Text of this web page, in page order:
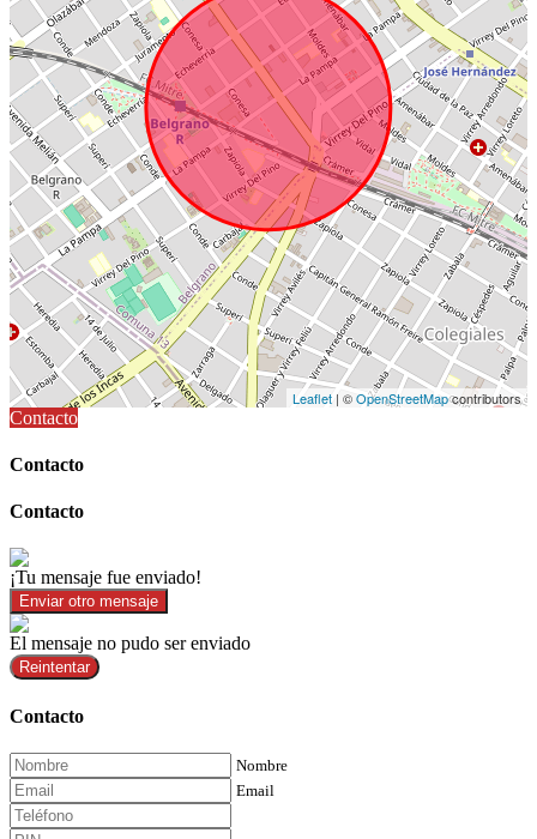
Leaflet | ©OpenStreetMapcontributors
Contacto
Contacto
Contacto
¡Tu mensaje fue enviado!
Enviar otro mensaje
El mensaje no pudo ser enviado
Reintentar
Contacto
Nombre
Email